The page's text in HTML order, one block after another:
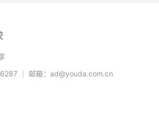
｜ 邮箱：ad@youda.com.cn